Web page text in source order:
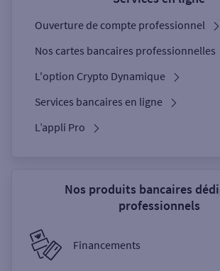
Ouverture de compte professionnel
Nos cartes bancaires professionnelles
L'option Crypto Dynamique
Services bancaires en ligne
L’appli Pro
Nos produits bancaires
professionnels
Financements